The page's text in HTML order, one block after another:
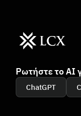
Ρωτήστε το AI
ChatGPT